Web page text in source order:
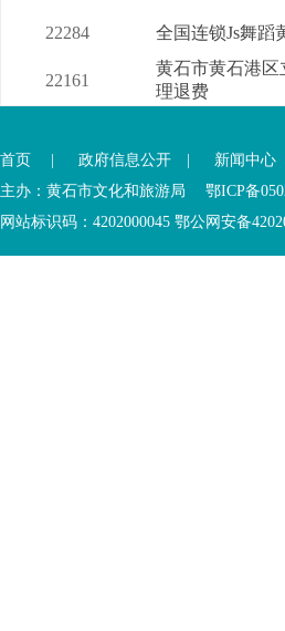
22284 全国连锁Js舞蹈
22161
黄石市黄石港区
理退费
首页 政府信息公开 新闻中心
主办：黄石市文化和旅游局 鄂ICP备
网站标识码：4202000045 鄂公网安备